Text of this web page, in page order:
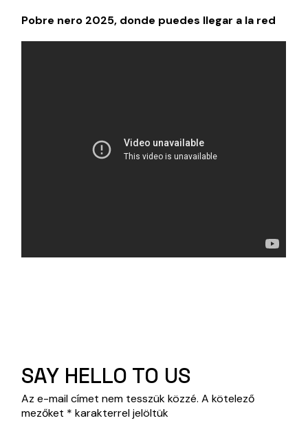
Pobre nero 2025, donde puedes llegar a la red
SAY HELLO TO US
Az e-mail címet nem tesszük közzé. A kötelező
mezőket * karakterrel jelöltük